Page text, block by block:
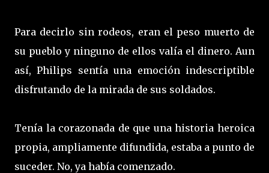
Para decirlo sin rodeos, eran el peso muerto de
su pueblo y ninguno de ellos valía el dinero. Aun
así, Philips sentía una emoción indescriptible
disfrutando de la mirada de sus soldados.
Tenía la corazonada de que una historia heroica
propia, ampliamente difundida, estaba a punto de
suceder. No, ya había comenzado.